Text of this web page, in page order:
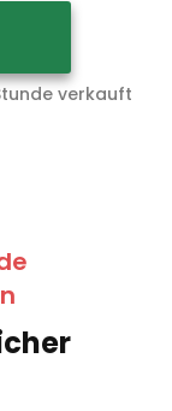
verkauft